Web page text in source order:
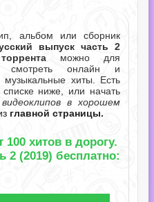
альбом или сборник
выпуск часть 2
можно для
смотреть онлайн и
хиты. Есть
ниже, или начать
в хорошем
главной страницы.
100 хитов в дорогу.
2 (2019) бесплатно: